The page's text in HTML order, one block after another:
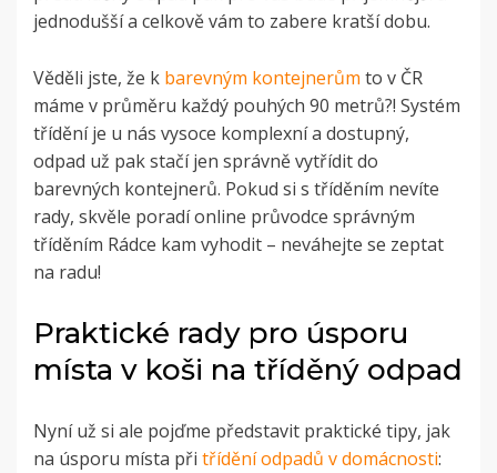
jednodušší a celkově vám to zabere kratší dobu.
Věděli jste, že k barevným kontejnerům to v ČR
máme v průměru každý pouhých 90 metrů?! Systém
třídění je u nás vysoce komplexní a dostupný,
odpad už pak stačí jen správně vytřídit do
barevných kontejnerů. Pokud si s tříděním nevíte
rady, skvěle poradí online průvodce správným
tříděním Rádce kam vyhodit – neváhejte se zeptat
na radu!
Praktické rady pro úsporu
místa v koši na tříděný odpad
Nyní už si ale pojďme představit praktické tipy, jak
na úsporu místa při třídění odpadů v domácnosti: